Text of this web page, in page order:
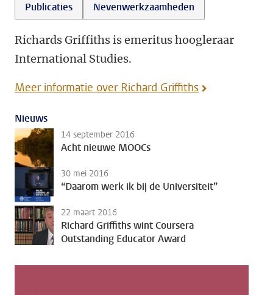
Publicaties
Nevenwerkzaamheden
Richards Griffiths is emeritus hoogleraar
International Studies.
Meer informatie over Richard Griffiths
Nieuws
14 september 2016
Acht nieuwe MOOCs
30 mei 2016
“Daarom werk ik bij de Universiteit”
22 maart 2016
Richard Griffiths wint Coursera
Outstanding Educator Award